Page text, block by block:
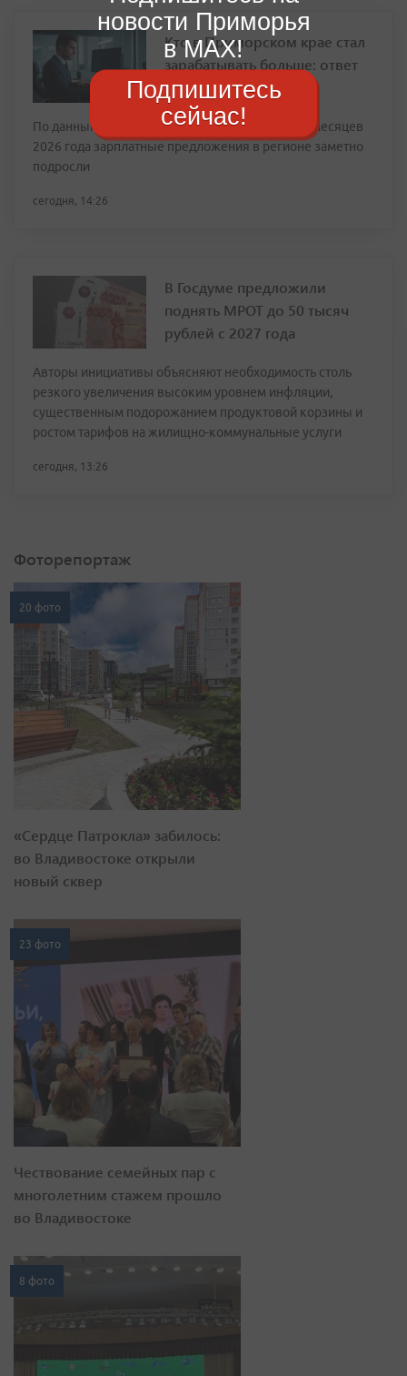
Кто в Приморском крае стал
зарабатывать больше: ответ
По данным аналитиков hh.ru, за первые шесть месяцев
2026 года зарплатные предложения в регионе заметно
подросли
сегодня, 14:26
В Госдуме предложили
поднять МРОТ до 50 тысяч
рублей с 2027 года
Авторы инициативы объясняют необходимость столь
резкого увеличения высоким уровнем инфляции,
существенным подорожанием продуктовой корзины и
ростом тарифов на жилищно-коммунальные услуги
сегодня, 13:26
Фоторепортаж
20 фото
«Сердце Патрокла» забилось:
во Владивостоке открыли
новый сквер
23 фото
Чествование семейных пар с
многолетним стажем прошло
во Владивостоке
8 фото
новости Приморья
в MAX!
Подпишитесь
сейчас!